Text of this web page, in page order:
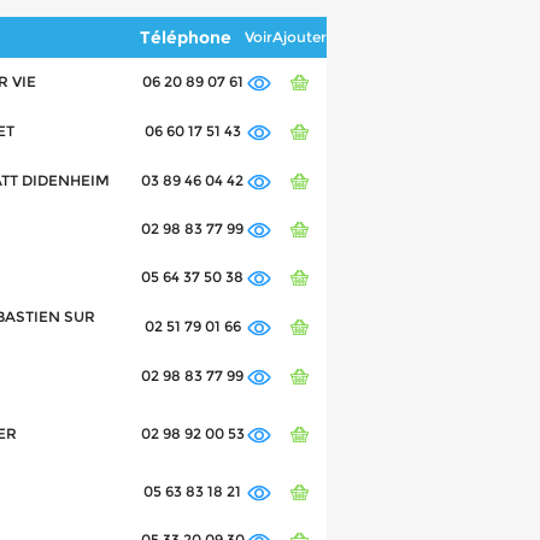
Téléphone VoirAjouter
VIE 06 20 89 07 61
06 60 17 51 43
DIDENHEIM 03 89 46 04 42
02 98 83 77 99
05 64 37 50 38
SUR
02 51 79 01 66
02 98 83 77 99
02 98 92 00 53
05 63 83 18 21